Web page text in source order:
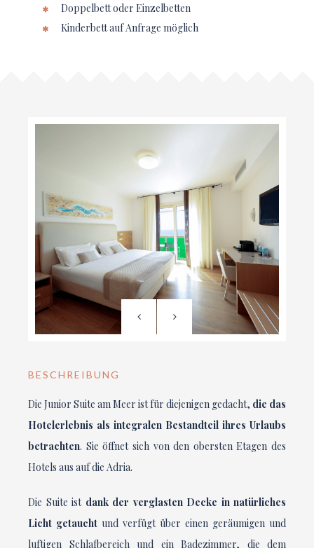
Doppelbett oder Einzelbetten
Kinderbett auf Anfrage möglich
BESCHREIBUNG
Die Junior Suite am Meer ist für diejenigen gedacht, die das
Hotelerlebnis als integralen Bestandteil ihres Urlaubs
betrachten. Sie öffnet sich von den obersten Etagen des
Hotels aus auf die Adria.
Die Suite ist dank der verglasten Decke in natürliches
Licht getaucht und verfügt über einen geräumigen und
luftigen Schlafbereich und ein Badezimmer, die dem